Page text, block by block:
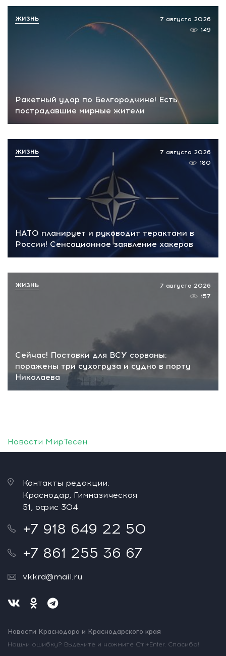
Ракетный удар по Белгородчине! Есть
пострадавшие мирные жители
7 августа 2026
149
ЖИЗНЬ
НАТО планирует и руководит терактами в
России! Сенсационное заявление хакеров
7 августа 2026
180
ЖИЗНЬ
Сейчас! Поставки для ВСУ сорваны:
поражены три сухогруза и судно в порту
Николаева
7 августа 2026
157
ЖИЗНЬ
Новости МирТесен
Контакты редакции:
Краснодар, Гимназическая
51, офис 304
+7 918 649 22 50
+7 861 255 36 67
vkkrd@mail.ru
Новости Краснодара и Краснодарского края
Нашли ошибку? Выделите и нажмите Ctrl+Enter. Спасибо!